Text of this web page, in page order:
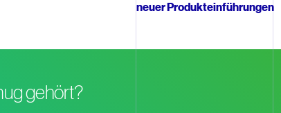
neuer Produkteinführungen
gehört?